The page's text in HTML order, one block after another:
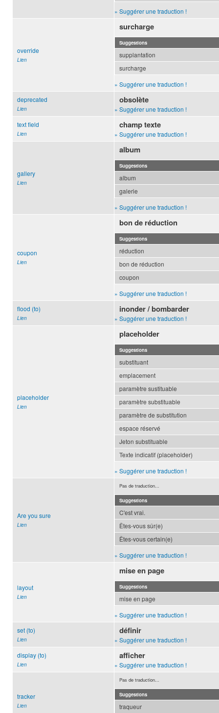
» Suggérer une traduction !
override
Lien
surcharge
Suggestions
supplantation
surcharge
» Suggérer une traduction !
deprecated
Lien
obsolète
» Suggérer une traduction !
text field
Lien
champ texte
» Suggérer une traduction !
gallery
Lien
album
Suggestions
album
galerie
» Suggérer une traduction !
coupon
Lien
bon de réduction
Suggestions
réduction
bon de réduction
coupon
» Suggérer une traduction !
flood (to)
Lien
inonder / bombarder
» Suggérer une traduction !
placeholder
Lien
placeholder
Suggestions
substituant
emplacement
paramètre sustituable
paramètre substituable
paramètre de substitution
espace réservé
Jeton substituable
Texte indicatif (placeholder)
» Suggérer une traduction !
Are you sure
Lien
Pas de traduction...
Suggestions
C'est vrai.
Êtes-vous sûr(e)
Êtes-vous certain(e)
» Suggérer une traduction !
layout
Lien
mise en page
Suggestions
mise en page
» Suggérer une traduction !
set (to)
Lien
définir
» Suggérer une traduction !
display (to)
Lien
afficher
» Suggérer une traduction !
tracker
Lien
Pas de traduction...
Suggestions
traqueur